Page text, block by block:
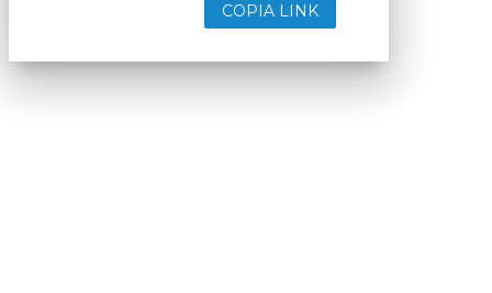
COPIA LINK